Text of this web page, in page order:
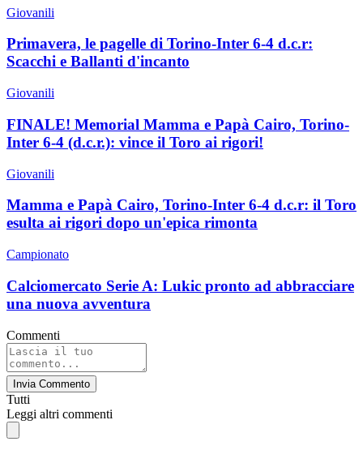
Giovanili
Primavera, le pagelle di Torino-Inter 6-4 d.c.r:
Scacchi e Ballanti d'incanto
Giovanili
FINALE! Memorial Mamma e Papà Cairo, Torino-
Inter 6-4 (d.c.r.): vince il Toro ai rigori!
Giovanili
Mamma e Papà Cairo, Torino-Inter 6-4 d.c.r: il Toro
esulta ai rigori dopo un'epica rimonta
Campionato
Calciomercato Serie A: Lukic pronto ad abbracciare
una nuova avventura
Commenti
Invia Commento
Tutti
Leggi altri commenti